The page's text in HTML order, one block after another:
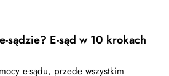
sądzie? E-sąd w 10 krokach
e-sądu, przede wszystkim